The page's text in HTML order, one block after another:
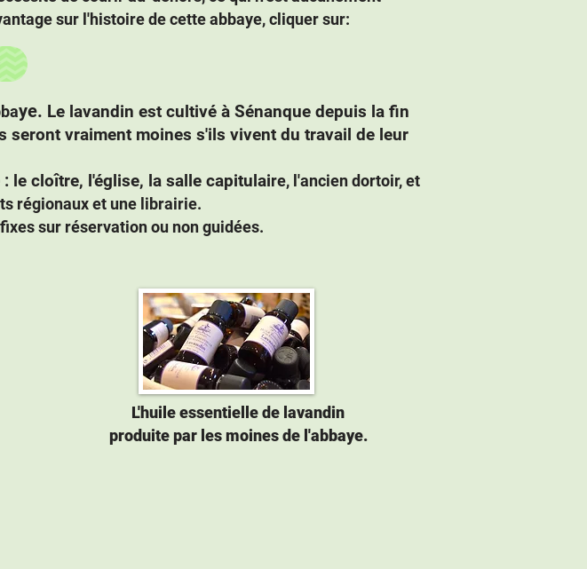
sur l'histoire de cette abbaye, cliquer sur:
ye. Le lavandin est cultivé à Sénanque depuis la fin
seront vraiment moines s'ils vivent du travail de leur
le cloître, l'église, la salle capitulaire, l'ancien dortoir, et
régionaux et une librairie.
sur réservation ou non guidées.
L'huile essentielle de lavandin
produite par les moines de l'abbaye.